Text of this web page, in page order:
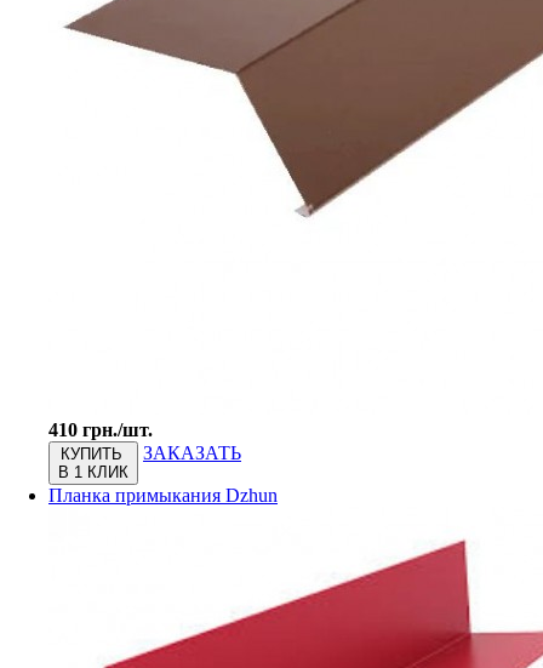
410 грн./шт.
КУПИТЬ
В 1 КЛИК
ЗАКАЗАТЬ
Планка примыкания Dzhun